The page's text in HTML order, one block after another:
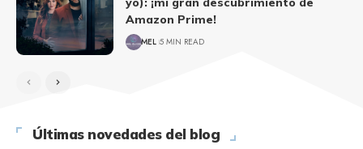
Amazon Prime!
MEL 5 MIN READ
Últimas novedades del blog